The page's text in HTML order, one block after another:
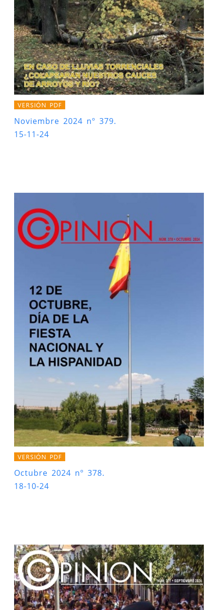
VERSIÓN PDF
Noviembre 2024 nº 379.
15-11-24
VERSIÓN PDF
Octubre 2024 nº 378.
18-10-24